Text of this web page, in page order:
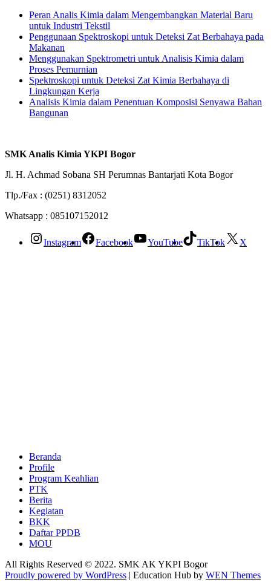
Peran Analis Kimia dalam Mengembangkan Material Baru
untuk Industri Tekstil
Penggunaan Spektroskopi untuk Deteksi Zat Berbahaya pada
Makanan
Menggunakan Spektrometri untuk Analisis Kimia dalam
Proses Pemurnian
Spektroskopi untuk Deteksi Zat Kimia Berbahaya di
Lingkungan Kerja
Analisis Kimia dalam Penentuan Komposisi Senyawa Bahan
Bangunan
SMK Analis Kimia YKPI Bogor
Jl. H. Achmad Sobana SH Perumnas Bantarjati Kota Bogor
Tlp./Fax : (0251) 8312052
Whatsapp : 085107152012
Instagram Facebook YouTube TikTok X
Beranda
Profile
Program Keahlian
PTK
Berita
Kegiatan
BKK
Daftar PPDB
MOU
All Rights Reserved © 2022. SMK AK YKPI Bogor
Proudly powered by WordPress | Education Hub by WEN Themes